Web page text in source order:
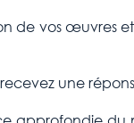
de vos œuvres
une